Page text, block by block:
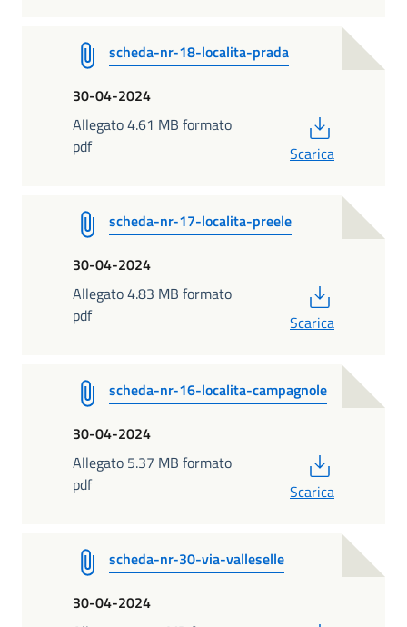
scheda-nr-18-localita-prada
30-04-2024
Allegato 4.61 MB formato
pdf
Scarica
scheda-nr-17-localita-preele
30-04-2024
Allegato 4.83 MB formato
pdf
Scarica
scheda-nr-16-localita-campagnole
30-04-2024
Allegato 5.37 MB formato
pdf
Scarica
scheda-nr-30-via-valleselle
30-04-2024